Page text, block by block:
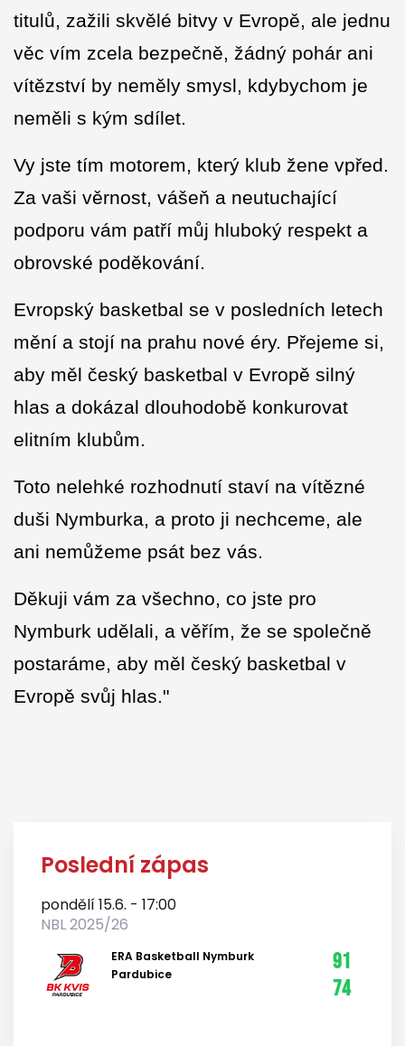
titulů, zažili skvělé bitvy v Evropě, ale jednu
věc vím zcela bezpečně, žádný pohár ani
vítězství by neměly smysl, kdybychom je
neměli s kým sdílet.
Vy jste tím motorem, který klub žene vpřed.
Za vaši věrnost, vášeň a neutuchající
podporu vám patří můj hluboký respekt a
obrovské poděkování.
Evropský basketbal se v posledních letech
mění a stojí na prahu nové éry. Přejeme si,
aby měl český basketbal v Evropě silný
hlas a dokázal dlouhodobě konkurovat
elitním klubům.
Toto nelehké rozhodnutí staví na vítězné
duši Nymburka, a proto ji nechceme, ale
ani nemůžeme psát bez vás.
Děkuji vám za všechno, co jste pro
Nymburk udělali, a věřím, že se společně
postaráme, aby měl český basketbal v
Evropě svůj hlas."
Poslední zápas
pondělí 15.6. - 17:00
NBL 2025/26
ERA Basketball Nymburk
Pardubice
91
74